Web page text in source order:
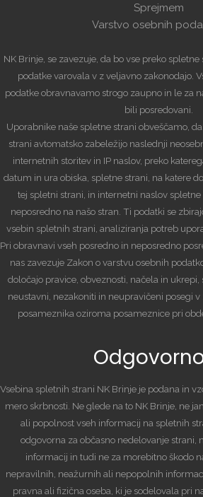
Sprejmem
Varstvo osebnih
NK Brinje, se zavezuje, da bo vse preko
podatke varovala v z veljavno zakonodajo.
podatke obravnavamo strogo zaupno in le za
bili posredovani.
Uporabnike naše spletne strani obveščamo,
strani avtomatsko zabeležijo naslednji
internetnih storitev in IP naslov, preko
datum in ura obiska, spletne strani, na katere
tej spletni strani, in internetni naslov spletne
neposredno na našo stran. Ti podatki se
vsebin spletnih strani, analiziranja potreb
Pri obravnavi vseh posredno in neposredno
nas zavezuje Zakon o varstvu osebnih
določajo pravice, obveznosti, načela in
neustavni, nezakoniti in neupravičeni posegi
posameznika oziroma posameznice pri
Vsebina spletnih strani NK Brinje je podana in
mero skrbnosti. Ne glede na to NK Brinje, ne
ali popolnost vseh informacij na spletnih
odgovorna za občasno nedelovanje strani,
informacij in tudi ne za morebitno škodo
nepravilnih, neažurnih ali nepopolnih
pravna ali fizična oseba, ki je sodelovala pri